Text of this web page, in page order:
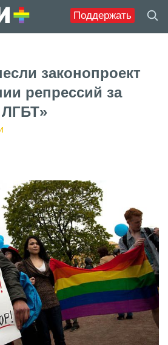
Поддержать
законопроект
репрессий за
ЛГБТ»